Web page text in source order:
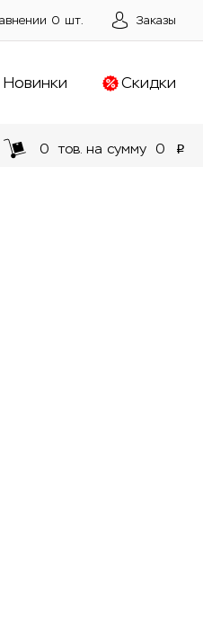
0 шт. Заказы
Новинки Скидки
0 тов. на сумму 0 p